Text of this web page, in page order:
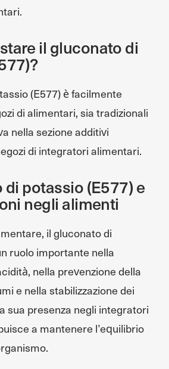
il gluconato di
(E577) è facilmente
di alimentari, sia tradizionali
nella sezione additivi
di integratori alimentari.
potassio (E577) e
negli alimenti
il gluconato di
ruolo importante nella
nella prevenzione della
e nella stabilizzazione dei
sua presenza negli integratori
a mantenere l’equilibrio